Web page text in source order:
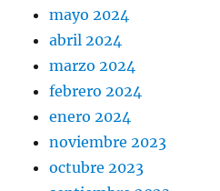
mayo 2024
abril 2024
marzo 2024
febrero 2024
enero 2024
noviembre 2023
octubre 2023